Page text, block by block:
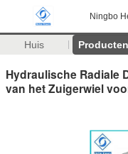
Ningbo
Huis Producten
Hydraulische Radiale
van het Zuigerwiel